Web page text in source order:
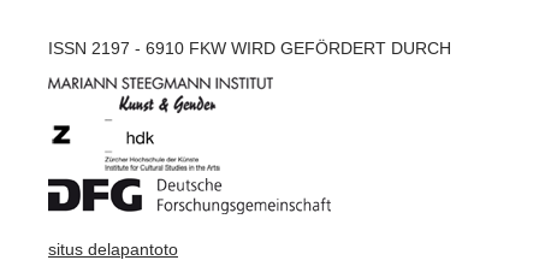
ISSN 2197 - 6910 FKW WIRD GEFÖRDERT DURCH
situs delapantoto